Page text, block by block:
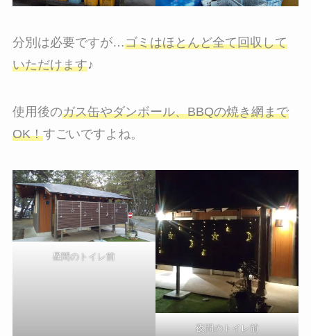
分別は必要ですが…ゴミはほとんど全て回収して
いただけます♪
使用後のガス缶やダンボール、BBQの焼き網まで
OK！すごいですよね。
昼間のトイレ前
夜間のトイレ前